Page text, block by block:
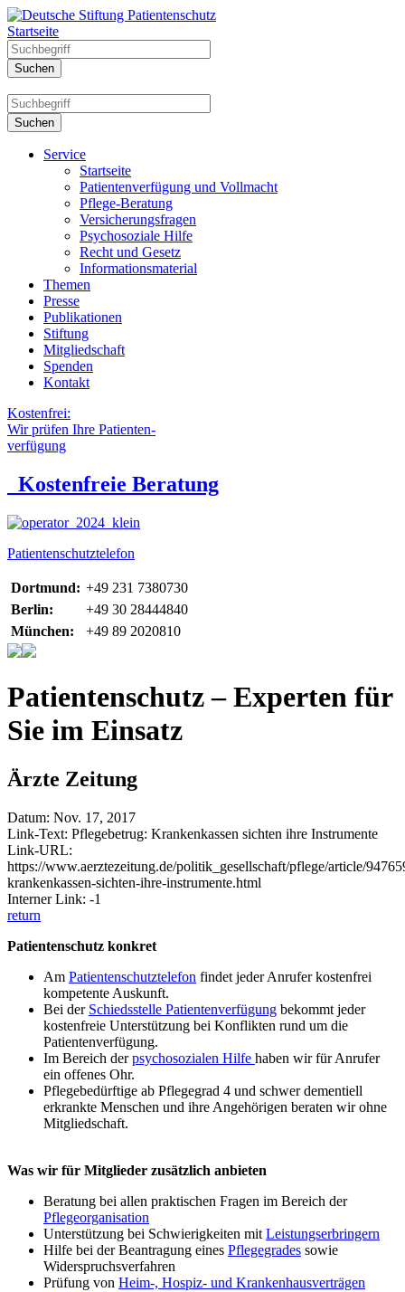
Startseite
Service
Startseite
Patientenverfügung und Vollmacht
Pflege-Beratung
Versicherungsfragen
Psychosoziale Hilfe
Recht und Gesetz
Informationsmaterial
Themen
Presse
Publikationen
Stiftung
Mitgliedschaft
Spenden
Kontakt
Kostenfrei:
Wir prüfen Ihre Patienten-
verfügung
Kostenfreie Beratung
Patientenschutztelefon
Dortmund: +49 231 7380730
Berlin:
+49 30 28444840
München:
+49 89 2020810
Patientenschutz – Experten für
Sie im Einsatz
Ärzte Zeitung
Datum: Nov. 17, 2017
Link-Text: Pflegebetrug: Krankenkassen sichten ihre Instrumente
Link-URL:
https://www.aerztezeitung.de/politik_gesellschaft/pflege/article/
krankenkassen-sichten-ihre-instrumente.html
Interner Link: -1
return
Patientenschutz konkret
Am Patientenschutztelefon findet jeder Anrufer kostenfrei
kompetente Auskunft.
Bei der Schiedsstelle Patientenverfügung bekommt jeder
kostenfreie Unterstützung bei Konflikten rund um die
Patientenverfügung.
Im Bereich derpsychosozialen Hilfe haben wir für Anrufer
ein offenes Ohr.
Pflegebedürftige ab Pflegegrad 4 und schwer dementiell
erkrankte Menschen und ihre Angehörigen beraten wir ohne
Mitgliedschaft.
Was wir für Mitglieder zusätzlich anbieten
Beratung bei allen praktischen Fragen im Bereich der
Pflegeorganisation
Unterstützung bei Schwierigkeiten mit Leistungserbringern
Hilfe bei der Beantragung eines Pflegegrades sowie
Widerspruchsverfahren
Prüfung von Heim-, Hospiz- und Krankenhausverträgen